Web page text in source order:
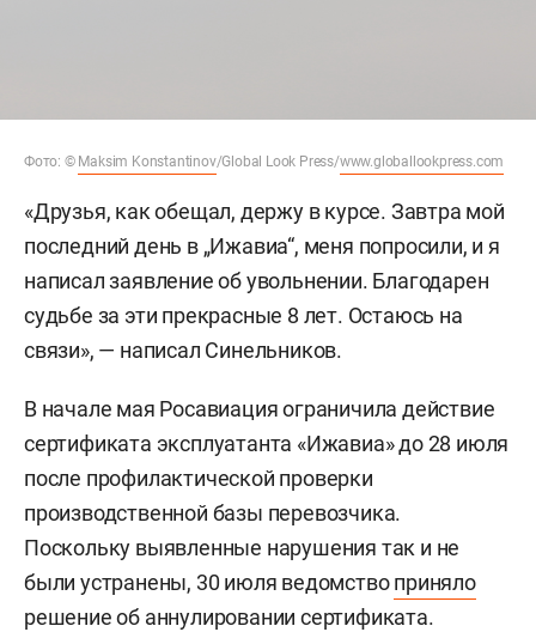
Фото: © Maksim Konstantinov/Global Look Press/www.globallookpress.com
«Друзья, как обещал, держу в курсе. Завтра мой
последний день в „Ижавиа“, меня попросили, и я
написал заявление об увольнении. Благодарен
судьбе за эти прекрасные 8 лет. Остаюсь на
связи», — написал Синельников.
В начале мая Росавиация ограничила действие
сертификата эксплуатанта «Ижавиа» до 28 июля
после профилактической проверки
производственной базы перевозчика.
Поскольку выявленные нарушения так и не
были устранены, 30 июля ведомствоприняло
решение об аннулировании сертификата.